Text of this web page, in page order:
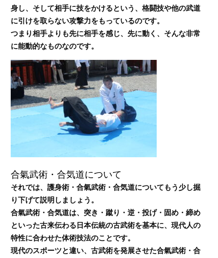
身し、そして相手に技をかけるという、格闘技や他の武道
に引けを取らない攻撃力をもっているのです。
つまり相手よりも先に相手を感じ、先に動く、そんな非常
に能動的なものなのです。
合氣武術・合気道について
それでは、護身術・合氣武術・合気道についてもう少し掘
り下げて説明しましょう。
合氣武術・合気道は、突き・蹴り・逆・投げ・固め・締め
といった古来伝わる日本伝統の古武術を基本に、現代人の
特性に合わせた体術技法のことです。
現代のスポーツと違い、古武術を発展させた合氣武術・合